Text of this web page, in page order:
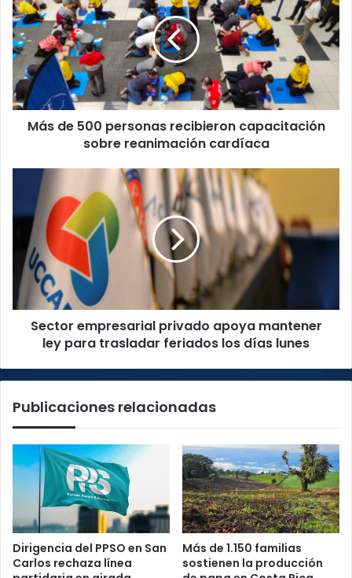
500
personas
recibieron
capacitación
sobre
reanimación
cardíaca
Más de 500 personas recibieron capacitación
sobre reanimación cardíaca
Sector
empresarial
privado
apoya
mantener
ley
para
trasladar
feriados
Sector empresarial privado apoya mantener
ley para trasladar feriados los días lunes
Publicaciones relacionadas
Dirigencia del PPSO en San
Carlos rechaza línea
Más de 1.150 familias
sostienen la producción